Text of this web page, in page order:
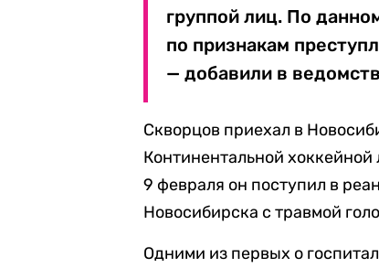
группой лиц. По
по признакам
— добавили в
Скворцов приехал в
Континентальной
9 февраля он поступил в
Новосибирска с травмой
Одними из первых о